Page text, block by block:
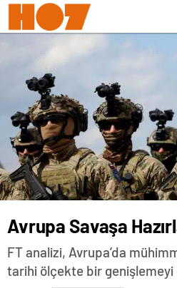
Avrupa Savaşa
FT analizi, Avrupa’da
tarihi ölçekte bir